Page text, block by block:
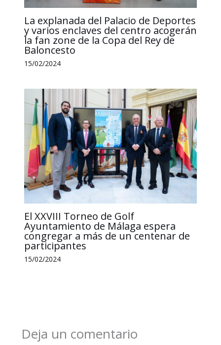
La explanada del Palacio de Deportes
y varios enclaves del centro acogerán
la fan zone de la Copa del Rey de
Baloncesto
15/02/2024
El XXVIII Torneo de Golf
Ayuntamiento de Málaga espera
congregar a más de un centenar de
participantes
15/02/2024
Deja un comentario